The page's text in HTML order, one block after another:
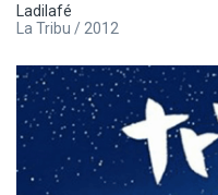
Ladilafé
La Tribu / 2012